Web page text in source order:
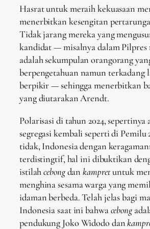
Hasrat untuk meraih kekuasaan
menerbitkan kesengitan
Tidak jarang mereka yang
kandidat — misalnya dalam Pilpres
adalah sekumpulan orangorang
berpengetahuan namun terkadang
berpikir — sehingga menerbitkan
yang diutarakan Arendt.
Polarisasi di tahun 2024, sepertinya
segregasi kembali seperti di Pemilu
tidak, Indonesia dengan
terdistingtif, hal ini dibuktikan
istilahcebongdankampretuntuk
menghina sesama warga yang
idaman berbeda. Telah jelas bagi
Indonesia saat ini bahwacebong
pendukung Joko Widodo dan